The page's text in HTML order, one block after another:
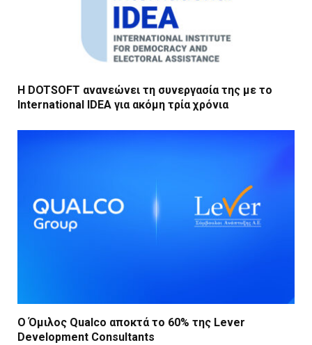
Η DOTSOFT ανανεώνει τη συνεργασία της με το
International IDEA για ακόμη τρία χρόνια
Ο Όμιλος Qualco αποκτά το 60% της Lever
Development Consultants